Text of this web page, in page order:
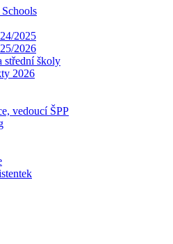
2025
2026
střední školy
2026
vedoucí ŠPP